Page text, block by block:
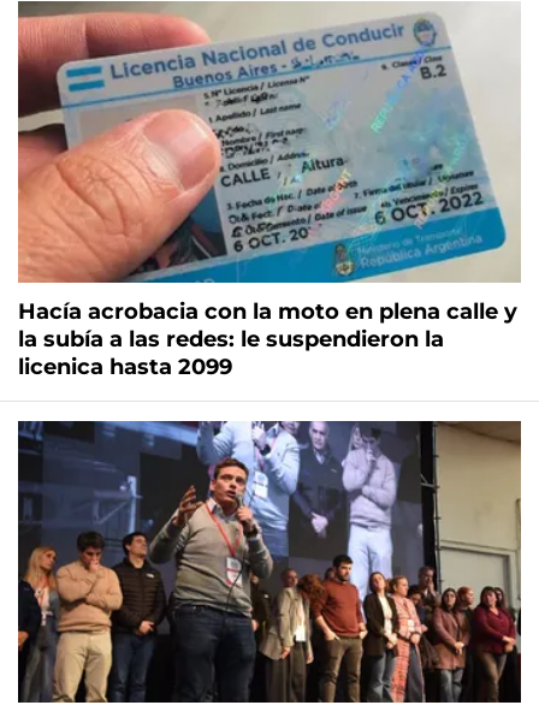
Hacía acrobacia con la moto en plena calle y
la subía a las redes: le suspendieron la
licenica hasta 2099